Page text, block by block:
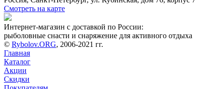
Смотреть на карте
Интернет-магазин с доставкой по России:
рыболовные снасти и снаряжение для активного отдыха
© Rybolov.ORG, 2006-2021 гг.
Главная
Каталог
Акции
Скидки